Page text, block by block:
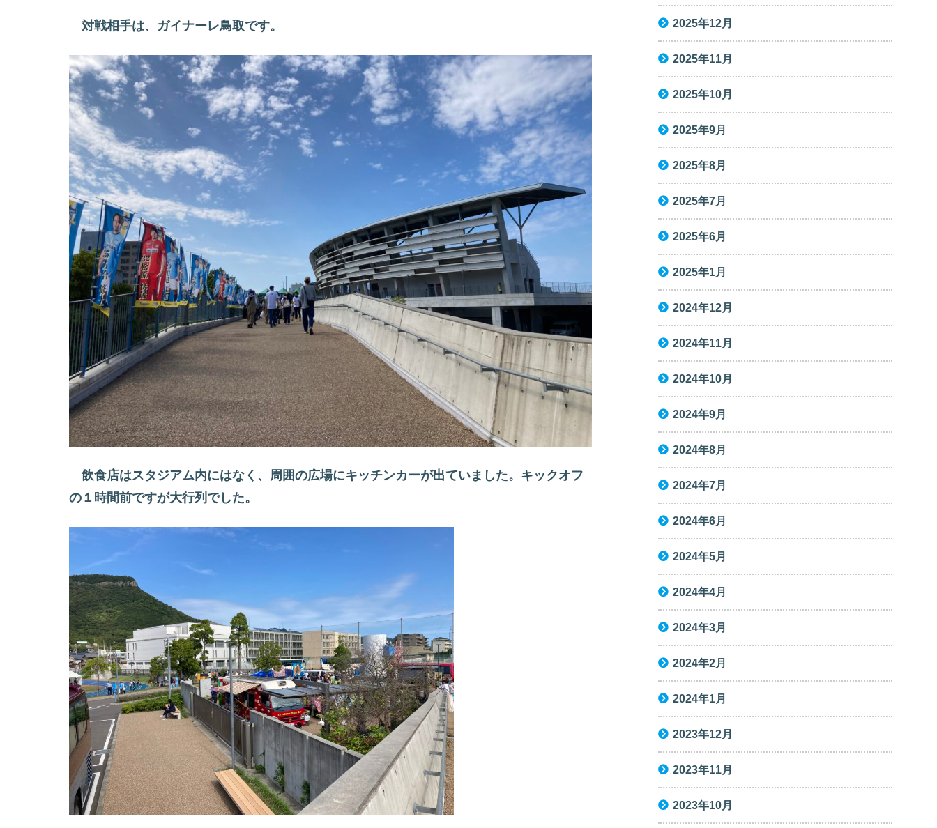
対戦相手は、ガイナーレ鳥取です。
飲食店はスタジアム内にはなく、周囲の広場にキッチンカーが出ていました。キックオフ
の１時間前ですが大行列でした。
2025年12月
2025年11月
2025年10月
2025年9月
2025年8月
2025年7月
2025年6月
2025年1月
2024年12月
2024年11月
2024年10月
2024年9月
2024年8月
2024年7月
2024年6月
2024年5月
2024年4月
2024年3月
2024年2月
2024年1月
2023年12月
2023年11月
2023年10月